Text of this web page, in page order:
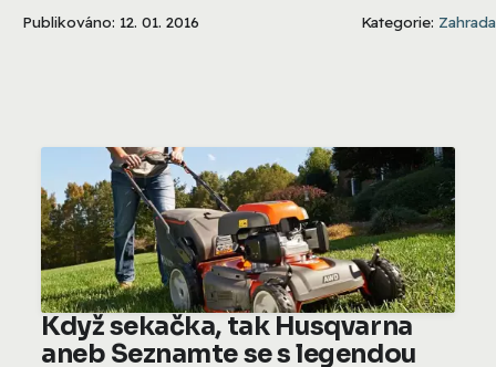
Publikováno: 12. 01. 2016 Kategorie: Zahrada
Když sekačka, tak Husqvarna
aneb Seznamte se s legendou